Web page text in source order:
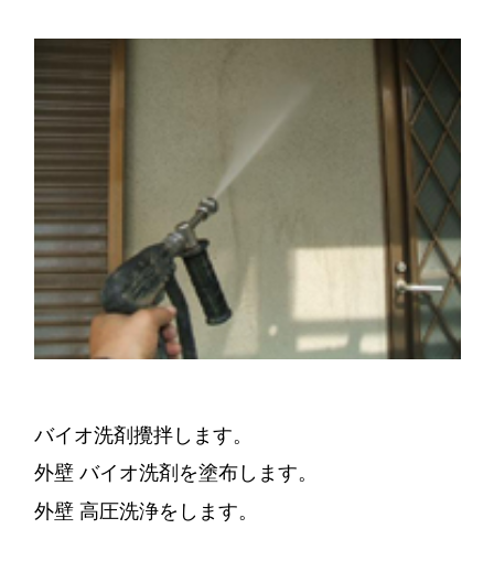
バイオ洗剤攪拌します。
外壁 バイオ洗剤を塗布します。
外壁 高圧洗浄をします。